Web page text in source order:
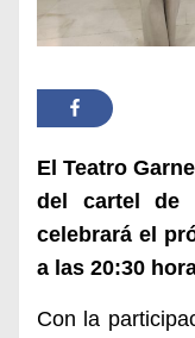
El Teatro
del cartel de
celebrará el
a las 20:30
Con la